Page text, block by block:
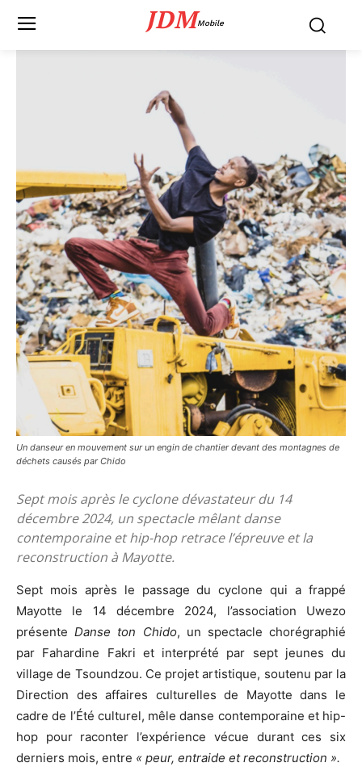
JDMMobile
Un danseur en mouvement sur un engin de chantier devant des montagnes de
déchets causés par Chido
Sept mois après le cyclone dévastateur du 14
décembre 2024, un spectacle mêlant danse
contemporaine et hip-hop retrace l’épreuve et la
reconstruction à Mayotte.
Sept mois après le passage du cyclone qui a frappé
Mayotte le 14 décembre 2024, l’association Uwezo
présenteDanse ton Chido, un spectacle chorégraphié
par Fahardine Fakri et interprété par sept jeunes du
village de Tsoundzou. Ce projet artistique, soutenu par la
Direction des affaires culturelles de Mayotte dans le
cadre de l’Été culturel, mêle danse contemporaine et hip-
hop pour raconter l’expérience vécue durant ces six
derniers mois, entre « peur, entraide et reconstruction ».